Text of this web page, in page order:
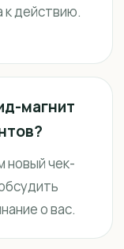
к действию.
магнит
новый чек-
о вас.